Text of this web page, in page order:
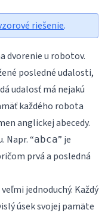
riešenie.
dvorenie u robotov.
posledné udalosti,
udalosť má nejakú
každého robota
anglickej abecedy.
Napr. “abca” je
prvá a posledná
jednoduchý. Každý
úsek svojej pamäte